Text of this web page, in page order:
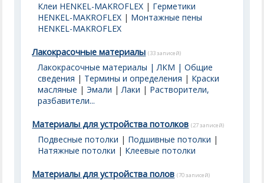
Клеи HENKEL-MAKROFLEX | Герметики
HENKEL-MAKROFLEX | Монтажные пены
HENKEL-MAKROFLEX
Лакокрасочные материалы (33 записей)
Лакокрасочные материалы | ЛКМ | Общие
сведения | Термины и определения | Краски
масляные |Эмали |Лаки | Растворители,
разбавители...
Материалы для устройства потолков (27 записей)
Подвесные потолки | Подшивные потолки |
Натяжные потолки | Клеевые потолки
Материалы для устройства полов (70 записей)